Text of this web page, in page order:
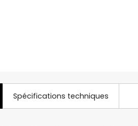
Spécifications techniques